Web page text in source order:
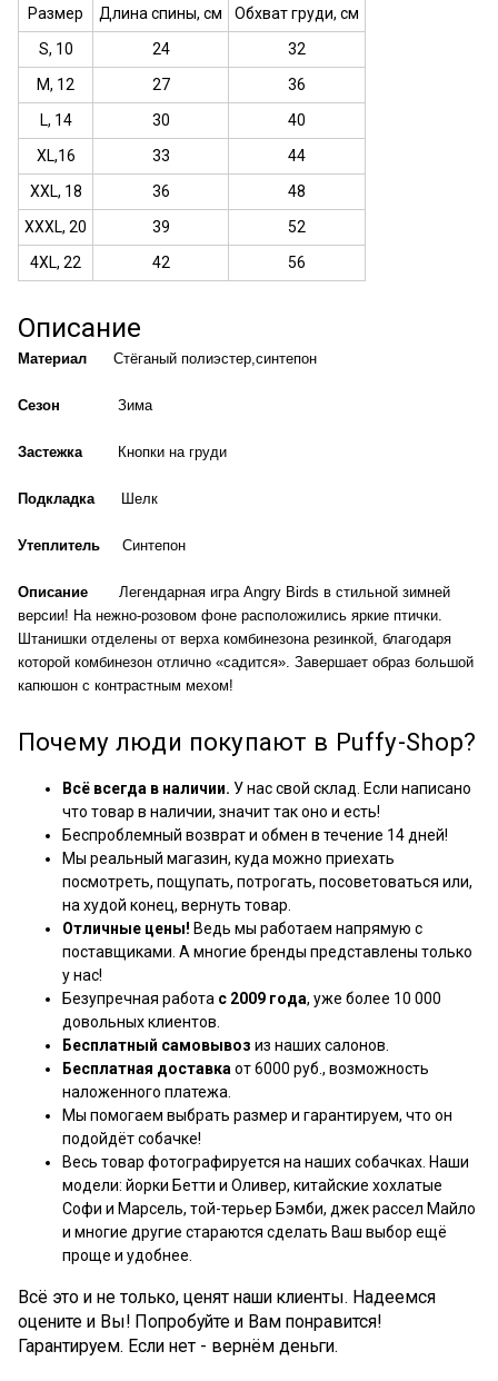
Размер Длина спины, см
Обхват груди, см
S, 10
24
32
М, 12
27
36
L, 14
30
40
XL,16
33
44
XXL, 18
36
48
XXXL, 20
39
52
4XL, 22
42 56
Описание
Материал Стёганый полиэстер,синтепон
Сезон Зима
Застежка Кнопки на груди
Подкладка Шелк
Утеплитель Синтепон
Описание
Легендарная игра Angry Birds в стильной зимней
версии! На нежно-розовом фоне расположились яркие птички.
Штанишки отделены от верха комбинезона резинкой, благодаря
которой комбинезон отлично «садится». Завершает образ большой
капюшон с контрастным мехом!
Почему люди покупают в Puffy-Shop?
Всё всегда в наличии. У нас свой склад. Если написано
что товар в наличии, значит так оно и есть!
Беспроблемный возврат и обмен в течение 14 дней!
Мы реальный магазин, куда можно приехать
посмотреть, пощупать, потрогать, посоветоваться или,
на худой конец, вернуть товар.
Отличные цены! Ведь мы работаем напрямую с
поставщиками. А многие бренды представлены только
у нас!
Безупречная работа с 2009 года, уже более 10 000
довольных клиентов.
Бесплатный самовывоз из наших салонов.
Бесплатная доставка от 6000 руб., возможность
наложенного платежа.
Мы помогаем выбрать размер и гарантируем, что он
подойдёт собачке!
Весь товар фотографируется на наших собачках. Наши
модели: йорки Бетти и Оливер, китайские хохлатые
Софи и Марсель, той-терьер Бэмби, джек рассел Майло
и многие другие стараются сделать Ваш выбор ещё
проще и удобнее.
Всё это и не только, ценят наши клиенты. Надеемся
оцените и Вы! Попробуйте и Вам понравится!
Гарантируем. Если нет - вернём деньги.